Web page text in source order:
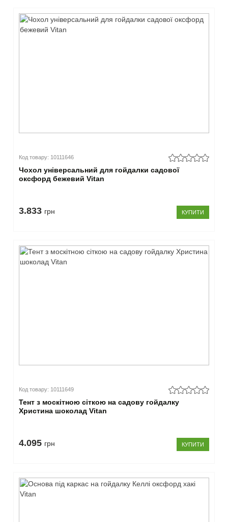
Код товару: 10111646
Чохол універсальний для гойдалки садової
оксфорд бежевий Vitan
3.833 грн КУПИТИ
Код товару: 10111649
Тент з москітною сіткою на садову гойдалку
Христина шоколад Vitan
4.095 грн КУПИТИ